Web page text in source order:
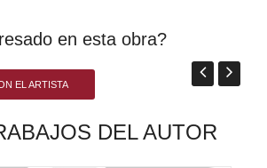
en esta obra?
EL ARTISTA
DEL AUTOR